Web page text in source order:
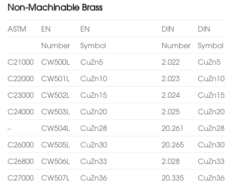
Non-Machinable Brass
ASTM EN EN DIN
DIN
Number
Symbol Number
Symbol
C21000
CW500L CuZn5 2.022
CuZn5
C22000
CW501L CuZn10 2.023
CuZn10
C23000
CW502L CuZn15 2.024
CuZn15
C24000
CW503L CuZn20 2.025
CuZn20
–
CW504L CuZn28 20.261
CuZn28
C26000
CW505L CuZn30 20.265
CuZn30
C26800
CW506L CuZn33 2.028
CuZn33
C27000
CW507L CuZn36 20.335
CuZn36